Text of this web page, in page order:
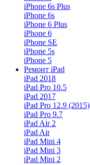
iPhone 6s Plus
iPhone 6s
iPhone 6 Plus
iPhone 6
iPhone SE
iPhone 5s
iPhone 5
Ремонт iPad
iPad 2018
iPad Pro 10.5
iPad 2017
iPad Pro 12.9 (2015)
iPad Pro 9.7
iPad Air 2
iPad Air
iPad Mini 4
iPad Mini 3
iPad Mini 2